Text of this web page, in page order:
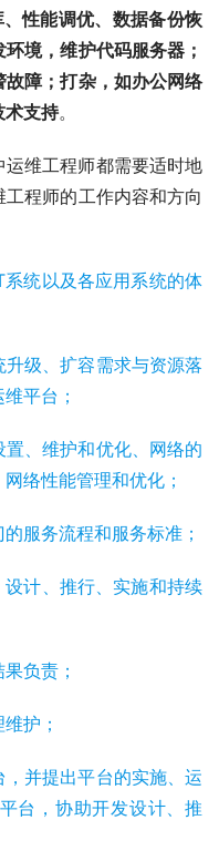
性能调优、数据备份恢
境，维护代码服务器；
障；打杂，如办公网络
术支持。
维工程师都需要适时地
程师的工作内容和方向
统以及各应用系统的体
级、扩容需求与资源落
平台；
、维护和优化、网络的
络性能管理和优化；
服务流程和服务标准；
计、推行、实施和持续
负责；
护；
并提出平台的实施、运
台，协助开发设计、推